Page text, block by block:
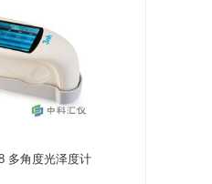
多角度光泽度计